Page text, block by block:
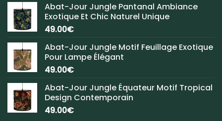
prix :
13.00€
Abat-Jour Jungle Pantanal Ambiance
Exotique Et Chic Naturel Unique
49.00€
Abat-Jour Jungle Motif Feuillage Exotique
Pour Lampe Élégant
49.00€
Abat-Jour Jungle Équateur Motif Tropical
Design Contemporain
49.00€